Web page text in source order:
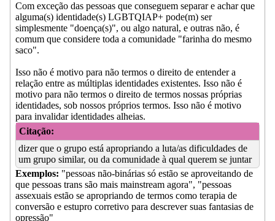
Com exceção das pessoas que conseguem separar e achar que
alguma(s) identidade(s) LGBTQIAP+ pode(m) ser
simplesmente "doença(s)", ou algo natural, e outras não, é
comum que considere toda a comunidade "farinha do mesmo
saco".
Isso não é motivo para não termos o direito de entender a
relação entre as múltiplas identidades existentes. Isso não é
motivo para não termos o direito de termos nossas próprias
identidades, sob nossos próprios termos. Isso não é motivo
para invalidar identidades alheias.
Citação:
dizer que o grupo está apropriando a luta/as dificuldades de
um grupo similar, ou da comunidade à qual querem se juntar
Exemplos: "pessoas não-binárias só estão se aproveitando de
que pessoas trans são mais mainstream agora", "pessoas
assexuais estão se apropriando de termos como terapia de
conversão e estupro corretivo para descrever suas fantasias de
opressão"